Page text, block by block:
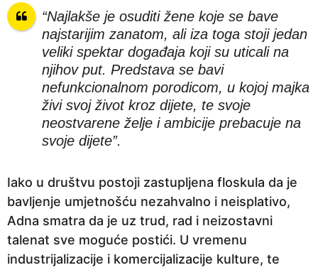
“Najlakše je osuditi žene koje se bave
najstarijim zanatom, ali iza toga stoji jedan
veliki spektar događaja koji su uticali na
njihov put. Predstava se bavi
nefunkcionalnom porodicom, u kojoj majka
živi svoj život kroz dijete, te svoje
neostvarene želje i ambicije prebacuje na
svoje dijete”.
Iako u društvu postoji zastupljena floskula da je
bavljenje umjetnošću nezahvalno i neisplativo,
Adna smatra da je uz trud, rad i neizostavni
talenat sve moguće postići. U vremenu
industrijalizacije i komercijalizacije kulture, te